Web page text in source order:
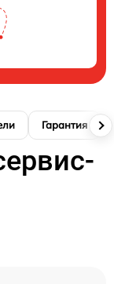
Гарантия